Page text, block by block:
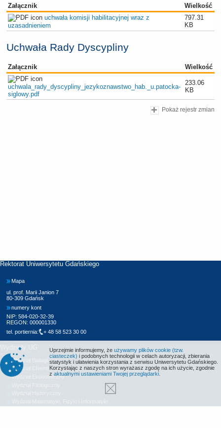
Załącznik
Wielkość
uchwała komisji habilitacyjnej wraz z
uzasadnieniem
797.31
KB
Uchwała Rady Dyscypliny
Załącznik Wielkość
uchwala_rady_dyscypliny_jezykoznawstwo_hab._u.patocka-
siglowy.pdf
233.06
KB
Pokaż rejestr zmian
Rektorat Uniwersytetu Gdańskiego
Mapa
ul. prof. Marii Janion 7
80-309 Gdańsk
numery kont
NIP: 584-020-32-39
REGON: 000001330
tel. portiernia:
+ 48 58 523 30 00
Wydziały UG
Wydział Biologii
Wydział Chemii
Wydział Ekonomiczny
Uprzejmie informujemy, że używamy plików cookie (tzw.
ciasteczek) i podobnych technologii w celach autoryzacji, zbierania
statystyk i ułatwienia korzystania z serwisu Uniwersytetu Gdańskiego.
Korzystając z naszych stron wyrażasz zgodę na ich użycie, zgodnie
z aktualnymi ustawieniami Twojej przeglądarki